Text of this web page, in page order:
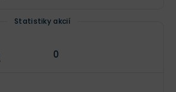
Statistiky akcií
0